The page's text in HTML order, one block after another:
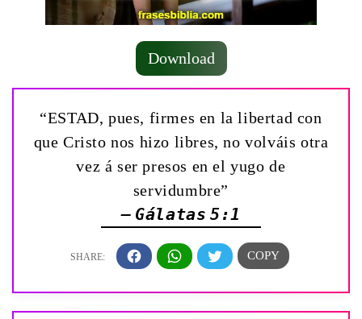
Download
“ESTAD, pues, firmes en la libertad con
que Cristo nos hizo libres, no volváis otra
vez á ser presos en el yugo de
servidumbre”
— Gálatas 5:1